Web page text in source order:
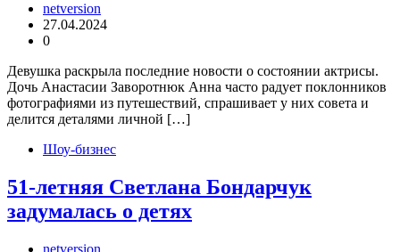
netversion
27.04.2024
0
Девушка раскрыла последние новости о состоянии актрисы.
Дочь Анастасии Заворотнюк Анна часто радует поклонников
фотографиями из путешествий, спрашивает у них совета и
делится деталями личной […]
Шоу-бизнес
51-летняя Светлана Бондарчук
задумалась о детях
netversion